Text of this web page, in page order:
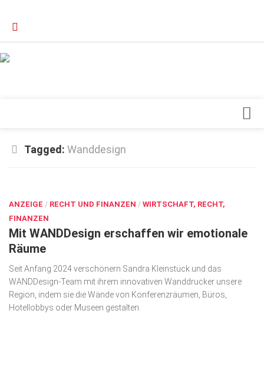
Orthopädie
Schönheit & Wohlbefinden
Special
Wirtschaft, Recht, Finanzen
Zahn, Mund, Kiefer
Forum Gesundheit
Tagged: Wanddesign
ANZEIGE / RECHT UND FINANZEN / WIRTSCHAFT, RECHT,
FINANZEN
Mit WANDDesign erschaffen wir emotionale
Räume
Seit Anfang 2024 verschönern Sandra Kleinstück und das
WANDDesign-Team mit ihrem innovativen Wanddrucker unsere
Region, indem sie die Wände von Konferenzräumen, Büros,
Hotellobbys oder Museen gestalten.